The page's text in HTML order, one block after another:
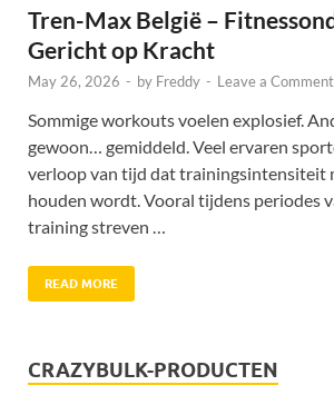
Tren-Max België –
Gericht op Kracht
May 26, 2026 - by Freddy - Leave a Comment
Sommige workouts voelen explosief.
gewoon… gemiddeld. Veel ervaren
verloop van tijd dat trainingsintensiteit
houden wordt. Vooral tijdens periodes
training streven …
READ MORE
CRAZYBULK-PRODUCTEN